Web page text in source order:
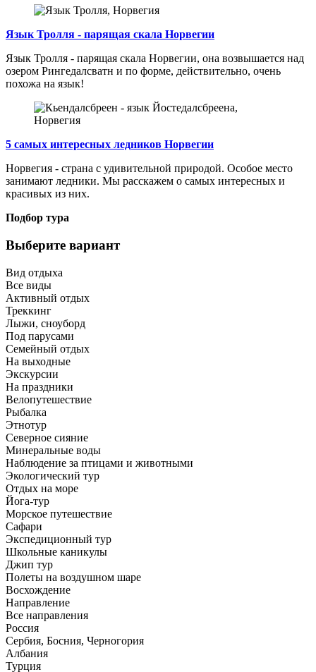
Язык Тролля - парящая скала Норвегии
Язык Тролля - парящая скала Норвегии, она возвышается над
озером Рингедалсватн и по форме, действительно, очень
похожа на язык!
5 самых интересных ледников Норвегии
Норвегия - страна с удивительной природой. Особое место
занимают ледники. Мы расскажем о самых интересных и
красивых из них.
Подбор тура
Выберите вариант
Вид отдыха
Все виды
Активный отдых
Треккинг
Лыжи, сноуборд
Под парусами
Семейный отдых
На выходные
Экскурсии
На праздники
Велопутешествие
Рыбалка
Этнотур
Северное сияние
Минеральные воды
Наблюдение за птицами и животными
Экологический тур
Отдых на море
Йога-тур
Морское путешествие
Сафари
Экспедиционный тур
Школьные каникулы
Джип тур
Полеты на воздушном шаре
Восхождение
Направлениe
Все направления
Россия
Сербия, Босния, Черногория
Албания
Турция